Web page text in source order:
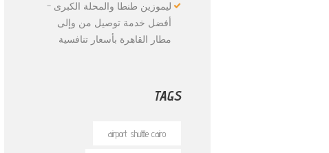
ليموزين طنطا والمحلة الكبرى –
أفضل خدمة توصيل من وإلى
مطار القاهرة بأسعار تنافسية
TAGS
airport shuttle cairo